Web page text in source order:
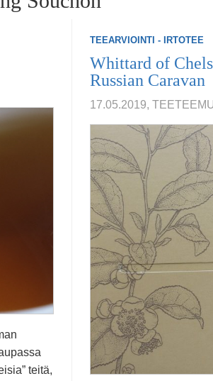
teitä,
TEEARVIOINTI - IRTOTEE
Whittard of
Russian Caravan
17.05.2019,